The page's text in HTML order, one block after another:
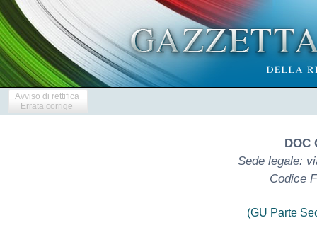
Avviso di rettifica
Errata corrige
DOC
Sede legale:
Codice
(GU Parte